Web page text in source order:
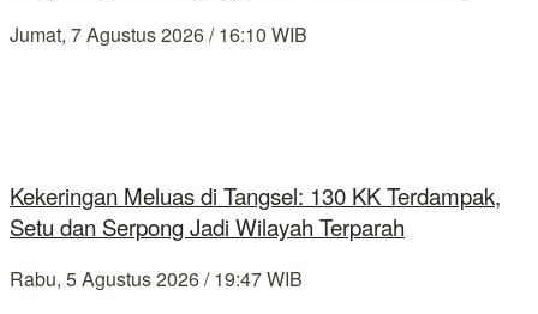
Jumat, 7 Agustus 2026 / 16:10 WIB
Kekeringan Meluas di Tangsel: 130 KK Terdampak,
Setu dan Serpong Jadi Wilayah Terparah
Rabu, 5 Agustus 2026 / 19:47 WIB